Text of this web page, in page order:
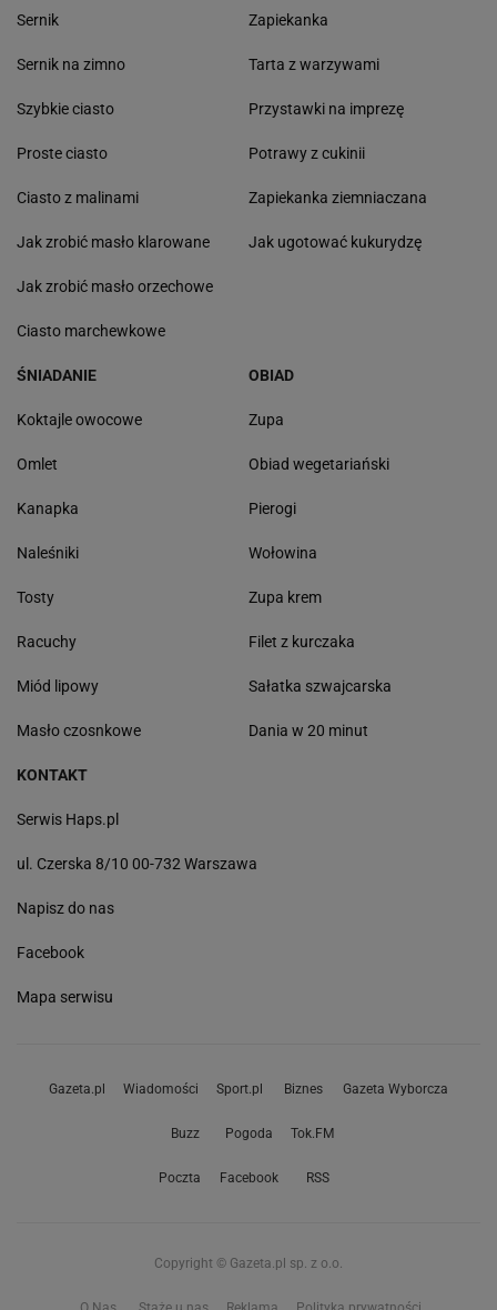
Sernik
Sernik na zimno
Szybkie ciasto
Proste ciasto
Ciasto z malinami
Jak zrobić masło klarowane
Jak zrobić masło orzechowe
Ciasto marchewkowe
Zapiekanka
Tarta z warzywami
Przystawki na imprezę
Potrawy z cukinii
Zapiekanka ziemniaczana
Jak ugotować kukurydzę
ŚNIADANIE
Koktajle owocowe
Omlet
Kanapka
Naleśniki
Tosty
Racuchy
Miód lipowy
Masło czosnkowe
OBIAD
Zupa
Obiad wegetariański
Pierogi
Wołowina
Zupa krem
Filet z kurczaka
Sałatka szwajcarska
Dania w 20 minut
KONTAKT
Serwis Haps.pl
ul. Czerska 8/10 00-732 Warszawa
Napisz do nas
Facebook
Mapa serwisu
Gazeta.pl Wiadomości Sport.pl Biznes Gazeta Wyborcza
Buzz Pogoda Tok.FM
Poczta Facebook RSS
Copyright © Gazeta.pl sp. z o.o.